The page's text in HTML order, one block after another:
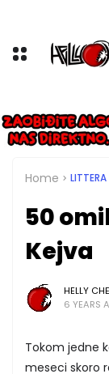
Home LITTERA
50
Kejva
HELLY
6 YEARS
Tokom jedne
meseci skoro